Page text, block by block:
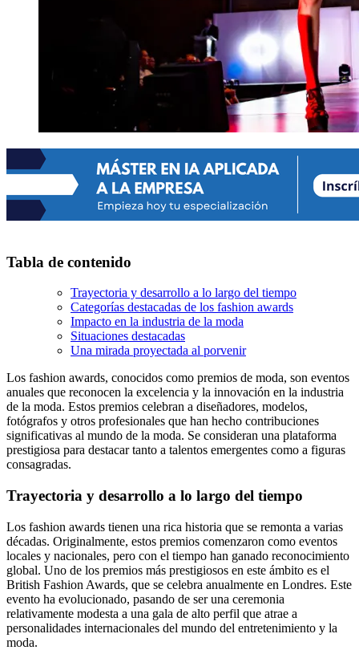
Tabla de contenido
Trayectoria y desarrollo a lo largo del tiempo
Categorías destacadas de los fashion awards
Impacto en la industria de la moda
Situaciones destacadas
Una mirada proyectada al porvenir
Los fashion awards, conocidos como premios de moda, son eventos
anuales que reconocen la excelencia y la innovación en la industria
de la moda. Estos premios celebran a diseñadores, modelos,
fotógrafos y otros profesionales que han hecho contribuciones
significativas al mundo de la moda. Se consideran una plataforma
prestigiosa para destacar tanto a talentos emergentes como a figuras
consagradas.
Trayectoria y desarrollo a lo largo del tiempo
Los fashion awards tienen una rica historia que se remonta a varias
décadas. Originalmente, estos premios comenzaron como eventos
locales y nacionales, pero con el tiempo han ganado reconocimiento
global. Uno de los premios más prestigiosos en este ámbito es el
British Fashion Awards, que se celebra anualmente en Londres. Este
evento ha evolucionado, pasando de ser una ceremonia
relativamente modesta a una gala de alto perfil que atrae a
personalidades internacionales del mundo del entretenimiento y la
moda.